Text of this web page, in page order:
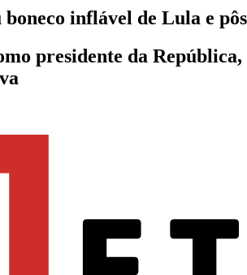
boneco inflável de Lula e
presidente da